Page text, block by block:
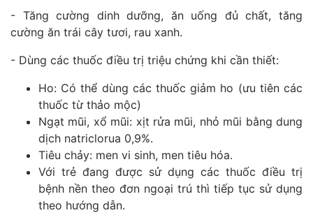
- Tăng cường dinh dưỡng, ăn uống đủ chất, tăng
cường ăn trái cây tươi, rau xanh.
- Dùng các thuốc điều trị triệu chứng khi cần thiết:
Ho: Có thể dùng các thuốc giảm ho (ưu tiên các
thuốc từ thảo mộc)
Ngạt mũi, xổ mũi: xịt rửa mũi, nhỏ mũi bằng dung
dịch natriclorua 0,9%.
Tiêu chảy: men vi sinh, men tiêu hóa.
Với trẻ đang được sử dụng các thuốc điều trị
bệnh nền theo đơn ngoại trú thì tiếp tục sử dụng
theo hướng dẫn.